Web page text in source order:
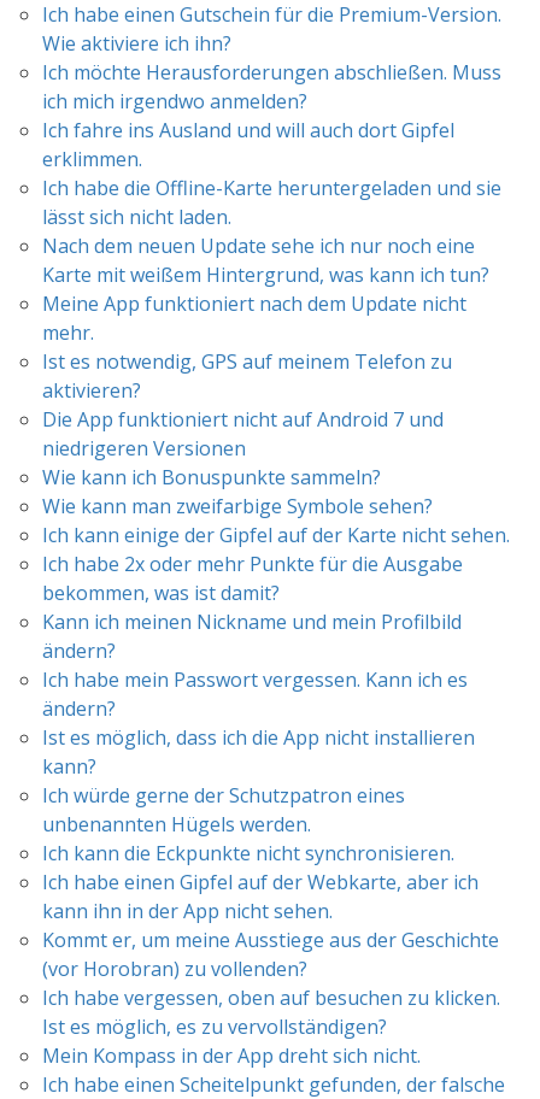
Ich habe einen Gutschein für die Premium-Version.
Wie aktiviere ich ihn?
Ich möchte Herausforderungen abschließen. Muss
ich mich irgendwo anmelden?
Ich fahre ins Ausland und will auch dort Gipfel
erklimmen.
Ich habe die Offline-Karte heruntergeladen und sie
lässt sich nicht laden.
Nach dem neuen Update sehe ich nur noch eine
Karte mit weißem Hintergrund, was kann ich tun?
Meine App funktioniert nach dem Update nicht
mehr.
Ist es notwendig, GPS auf meinem Telefon zu
aktivieren?
Die App funktioniert nicht auf Android 7 und
niedrigeren Versionen
Wie kann ich Bonuspunkte sammeln?
Wie kann man zweifarbige Symbole sehen?
Ich kann einige der Gipfel auf der Karte nicht sehen.
Ich habe 2x oder mehr Punkte für die Ausgabe
bekommen, was ist damit?
Kann ich meinen Nickname und mein Profilbild
ändern?
Ich habe mein Passwort vergessen. Kann ich es
ändern?
Ist es möglich, dass ich die App nicht installieren
kann?
Ich würde gerne der Schutzpatron eines
unbenannten Hügels werden.
Ich kann die Eckpunkte nicht synchronisieren.
Ich habe einen Gipfel auf der Webkarte, aber ich
kann ihn in der App nicht sehen.
Kommt er, um meine Ausstiege aus der Geschichte
(vor Horobran) zu vollenden?
Ich habe vergessen, oben auf besuchen zu klicken.
Ist es möglich, es zu vervollständigen?
Mein Kompass in der App dreht sich nicht.
Ich habe einen Scheitelpunkt gefunden, der falsche